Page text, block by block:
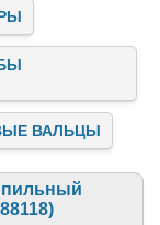
ВАЛЬЦЫ